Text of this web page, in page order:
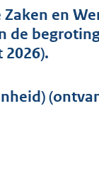
en
de
2026).